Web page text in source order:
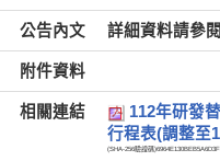
公告內文 詳細資料請參
附件資料
相關連結
112年研發
行程表(調整至
(SHA-256驗證碼)